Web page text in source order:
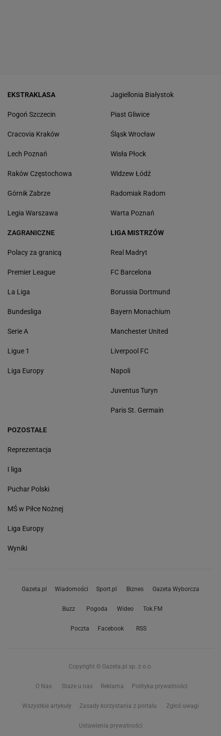
EKSTRAKLASA
Pogoń Szczecin
Cracovia Kraków
Lech Poznań
Raków Częstochowa
Górnik Zabrze
Legia Warszawa
Jagiellonia Białystok
Piast Gliwice
Śląsk Wrocław
Wisła Płock
Widzew Łódź
Radomiak Radom
Warta Poznań
ZAGRANICZNE
Polacy za granicą
Premier League
La Liga
Bundesliga
Serie A
Ligue 1
Liga Europy
LIGA MISTRZÓW
Real Madryt
FC Barcelona
Borussia Dortmund
Bayern Monachium
Manchester United
Liverpool FC
Napoli
Juventus Turyn
Paris St. Germain
POZOSTAŁE
Reprezentacja
I liga
Puchar Polski
MŚ w Piłce Nożnej
Liga Europy
Wyniki
Gazeta.pl Wiadomości Sport.pl Biznes Gazeta Wyborcza
Buzz Pogoda Wideo Tok.FM
Poczta Facebook RSS
Copyright © Gazeta.pl sp. z o.o.
O Nas Staże u nas Reklama Polityka prywatności
Wszystkie artykuły Zasady korzystania z portalu Zgłoś uwagi
Ustawienia prywatności